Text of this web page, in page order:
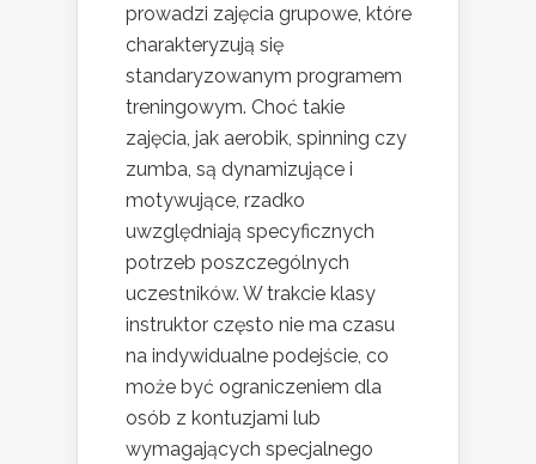
prowadzi zajęcia grupowe, które
charakteryzują się
standaryzowanym programem
treningowym. Choć takie
zajęcia, jak aerobik, spinning czy
zumba, są dynamizujące i
motywujące, rzadko
uwzględniają specyficznych
potrzeb poszczególnych
uczestników. W trakcie klasy
instruktor często nie ma czasu
na indywidualne podejście, co
może być ograniczeniem dla
osób z kontuzjami lub
wymagających specjalnego